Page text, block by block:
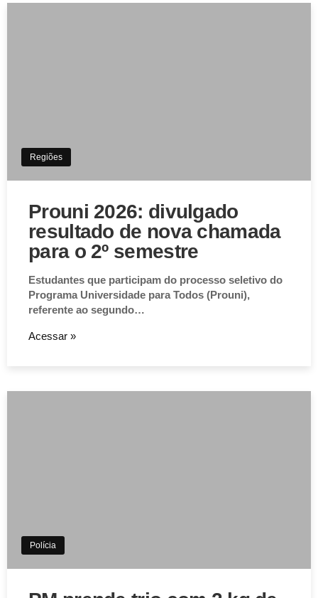
Regiões
Prouni 2026: divulgado
resultado de nova chamada
para o 2º semestre
Estudantes que participam do processo seletivo do
Programa Universidade para Todos (Prouni),
referente ao segundo…
Acessar »
Polícia